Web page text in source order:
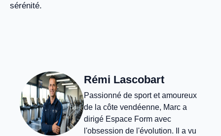
sérénité.
Rémi Lascobart
Passionné de sport et amoureux
de la côte vendéenne, Marc a
dirigé Espace Form avec
l'obsession de l'évolution. Il a vu